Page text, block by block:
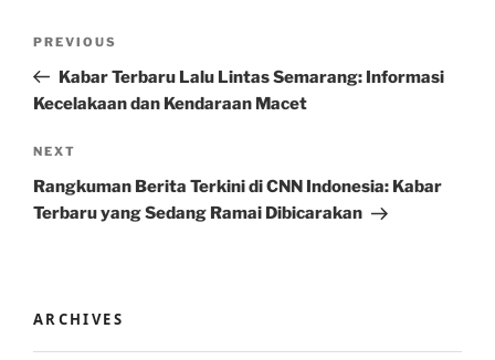
Previous
Post
PREVIOUS
Kabar Terbaru Lalu Lintas Semarang: Informasi
Kecelakaan dan Kendaraan Macet
Next
Post
NEXT
Rangkuman Berita Terkini di CNN Indonesia: Kabar
Terbaru yang Sedang Ramai Dibicarakan
ARCHIVES